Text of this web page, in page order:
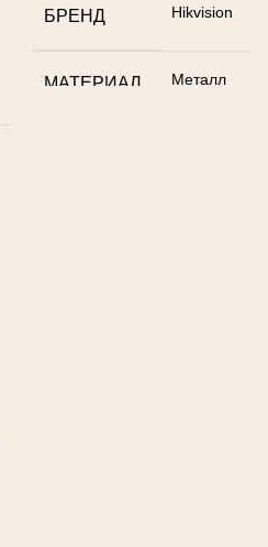
БРЕНД Hikvision
МАТЕРИАЛ Металл